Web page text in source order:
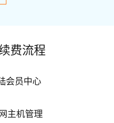
费流程
会员中心
主机管理